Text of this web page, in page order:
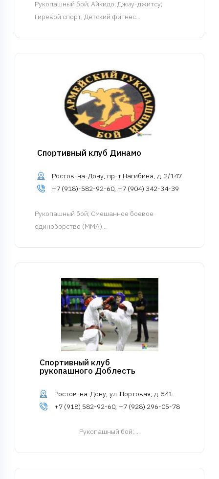
Рукопашный бой; Айкидо; Джиу-джитсу;
Гиревой спорт; Детский фитнес...
Спортивный клуб Динамо
Ростов-на-Дону, пр-т Нагибина, д. 2/147
+7 (918)-582-92-60, +7 (904) 342-34-39
Рукопашный бой; Смешанное боевое
единоборство (MMA)...
Спортивный клуб
рукопашного Доблесть
Ростов-на-Дону, ул. Портовая, д. 541
+7 (918) 582-92-60, +7 (928) 296-05-78
Рукопашный бой; ...